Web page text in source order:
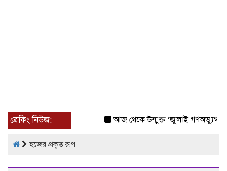
ব্রেকিং নিউজ: আজ থেকে উন্মুক্ত ‘জুলাই গণঅভ্যুত্থান
হজের প্রকৃত রূপ